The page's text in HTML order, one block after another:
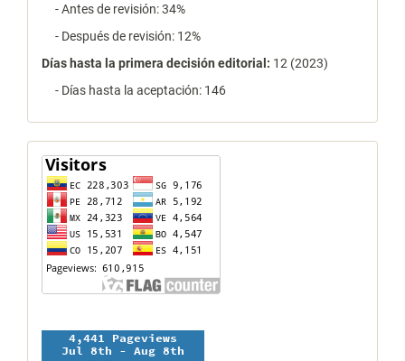
- Antes de revisión: 34%
- Después de revisión: 12%
Días hasta la primera decisión editorial: 12 (2023)
- Días hasta la aceptación: 146
contador